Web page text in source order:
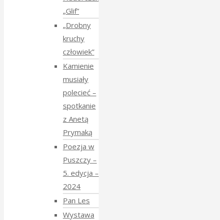
„Glif”
„Drobny
kruchy
człowiek”
Kamienie
musiały
polecieć –
spotkanie
z Anetą
Prymaką
Poezja w
Puszczy –
5. edycja –
2024
Pan Les
Wystawa